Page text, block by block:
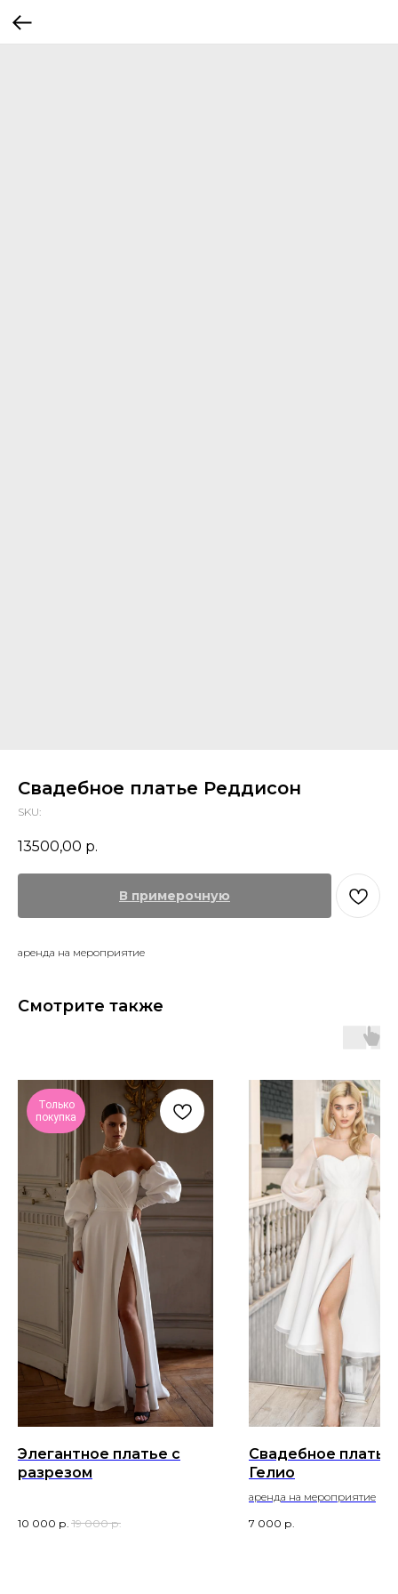
Свадебное платье Реддисон
SKU:
13500,00 р.
В примерочную
аренда на мероприятие
Смотрите также
Только
покупка
Элегантное платье с
разрезом
10 000 р. 19 000 р.
Свадебное
Гелио
аренда на мероприятие
7 000 р.